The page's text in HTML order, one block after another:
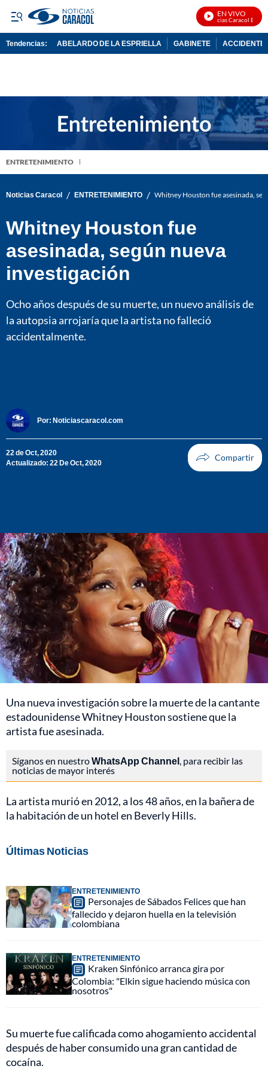
EN VIVO
Noticias Caracol En
Tendencias: ABELARDO DE LA ESPRIELLA GABINETE ACCIDENTE
ENTRETENIMIENTO
Noticias Caracol / ENTRETENIMIENTO / Whitney Houston fue asesinada,
Whitney Houston fue
asesinada, según nueva
investigación
Ocho años después de su muerte, un nuevo análisis de
la autopsia arrojaría que la artista no falleció
accidentalmente.
Por: Noticiascaracol.com
22 de Oct, 2020
Actualizado: 22 De Oct, 2020
Una nueva investigación sobre la muerte de la cantante
estadounidense Whitney Houston sostiene que la
artista fue asesinada.
Síganos en nuestroWhatsApp Channel, para recibir las
noticias de mayor interés
La artista murió en 2012, a los 48 años, en la bañera de
la habitación de un hotel en Beverly Hills.
Últimas Noticias
ENTRETENIMIENTO
Personajes de Sábados Felices que han
fallecido y dejaron huella en la televisión
colombiana
ENTRETENIMIENTO
Kraken Sinfónico arranca gira por
Colombia: "Elkin sigue haciendo música con
nosotros"
Su muerte fue calificada como ahogamiento accidental
después de haber consumido una gran cantidad de
cocaína.